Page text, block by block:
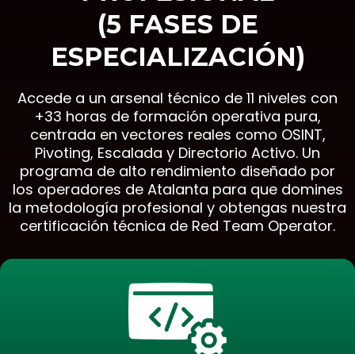
(5 FASES DE
ESPECIALIZACIÓN)
Accede a un arsenal técnico de 11 niveles con
+33 horas de formación operativa pura,
centrada en vectores reales como OSINT,
Pivoting, Escalada y Directorio Activo. Un
programa de alto rendimiento diseñado por
los operadores de Atalanta para que domines
la metodología profesional y obtengas nuestra
certificación técnica de Red Team Operator.